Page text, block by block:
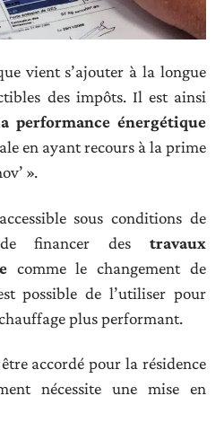
vient s’ajouter à la longue
des impôts. Il est ainsi
performance énergétique
en ayant recours à la prime
».
sous conditions de
de financer des travaux
comme le changement de
possible de l’utiliser pour
plus performant.
accordé pour la résidence
nécessite une mise en